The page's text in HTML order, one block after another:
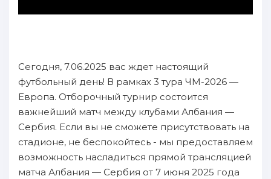
Сегодня, 7.06.2025 вас ждет настоящий
футбольный день! В рамках 3 тура ЧМ-2026 —
Европа. Отборочный турнир состоится
важнейший матч между клубами Албания —
Сербия. Если вы не сможете присутствовать на
стадионе, не беспокойтесь - мы предоставляем
возможность насладиться прямой трансляцией
матча Албания — Сербия от 7 июня 2025 года